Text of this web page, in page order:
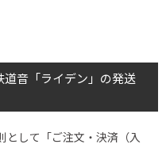
道音「ライデン」の発送
として「ご注文・決済（入